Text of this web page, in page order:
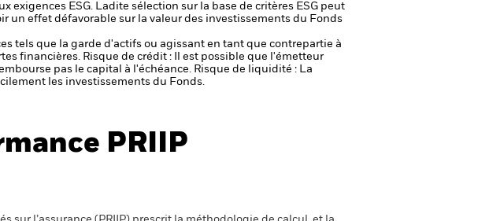
exigences ESG. Ladite sélection sur la base de critères ESG peut
un effet défavorable sur la valeur des investissements du Fonds
tels que la garde d'actifs ou agissant en tant que contrepartie à
financières. Risque de crédit : Il est possible que l'émetteur
pas le capital à l'échéance. Risque de liquidité : La
les investissements du Fonds.
PRIIP